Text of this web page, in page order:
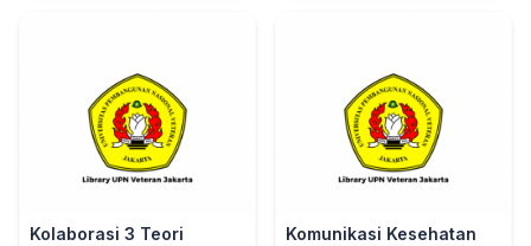
Kolaborasi 3 Teori
Komunikasi Kesehatan